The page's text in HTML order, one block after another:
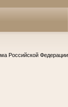
Российской